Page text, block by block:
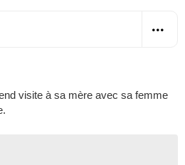
visite à sa mère avec sa femme